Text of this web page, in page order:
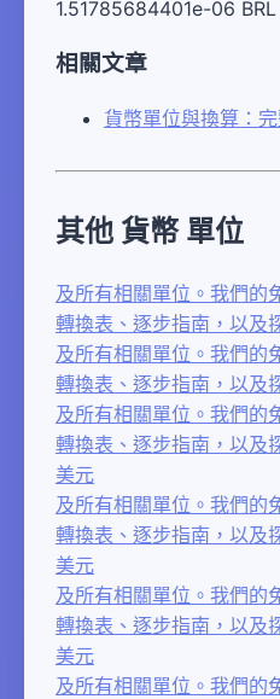
1.51785684401e-06 BRL
相關文章
貨幣單位與換算：
其他 貨幣 單位
及所有相關單位。我們的
轉換表、逐步指南，以及
及所有相關單位。我們的
轉換表、逐步指南，以及
及所有相關單位。我們的
轉換表、逐步指南，以及
美元
及所有相關單位。我們的
轉換表、逐步指南，以及
美元
及所有相關單位。我們的
轉換表、逐步指南，以及
美元
及所有相關單位。我們的